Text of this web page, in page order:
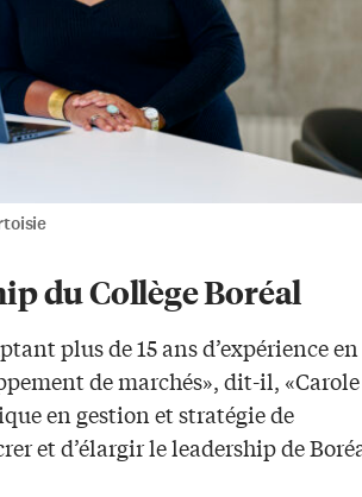
du Collège Boréal
plus de 15 ans d’expérience en
de marchés», dit-il,
en gestion et stratégie de
et d’élargir le leadership de